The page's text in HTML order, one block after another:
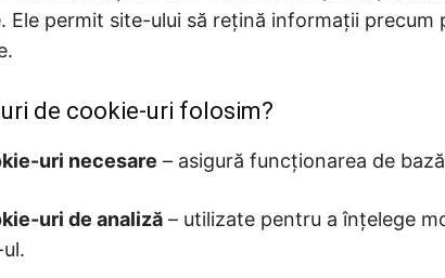
Ele permit site-ului să rețină informații precum
de cookie-uri folosim?
uri necesare – asigură funcționarea de
uri de analiză – utilizate pentru a înțelege